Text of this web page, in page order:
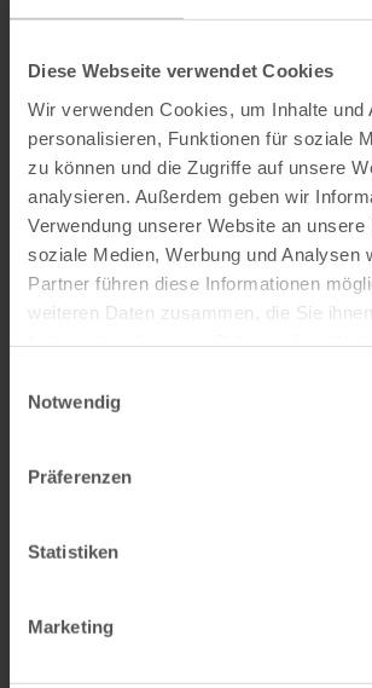
Diese Webseite verwendet Cookies
Wir verwenden Cookies, um Inhalte und
personalisieren, Funktionen für soziale
zu können und die Zugriffe auf unsere
analysieren. Außerdem geben wir
Verwendung unserer Website an unsere
soziale Medien, Werbung und Analysen
Partner führen diese Informationen
weiteren Daten zusammen, die Sie
Notwendig
Präferenzen
Statistiken
Marketing